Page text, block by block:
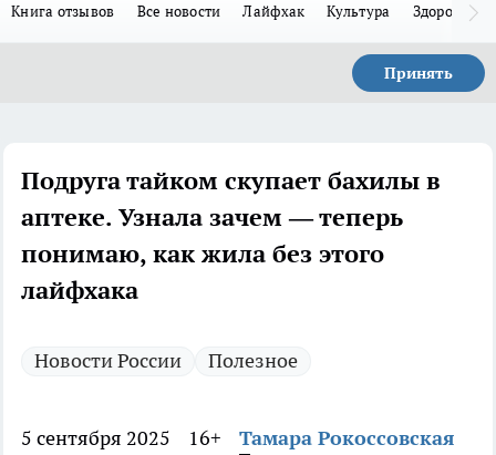
Книга отзывов Все новости Лайфхак Культура Здоровье
Принять
Подруга тайком скупает бахилы в
аптеке. Узнала зачем — теперь
понимаю, как жила без этого
лайфхака
Новости России Полезное
5 сентября 2025 16+ Тамара Рокоссовская